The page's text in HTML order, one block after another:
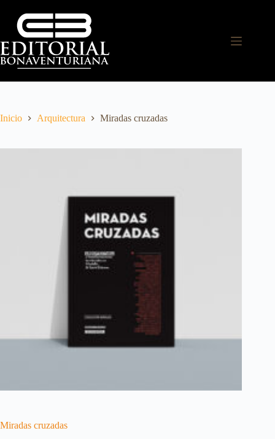
Inicio Arquitectura Miradas cruzadas
Miradas cruzadas